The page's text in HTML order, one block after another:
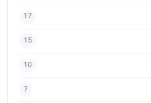
17
15
10
7